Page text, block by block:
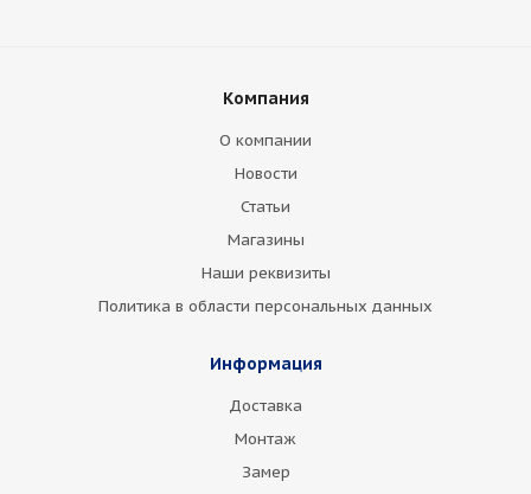
Компания
О компании
Новости
Статьи
Магазины
Наши реквизиты
Политика в области персональных данных
Информация
Доставка
Монтаж
Замер